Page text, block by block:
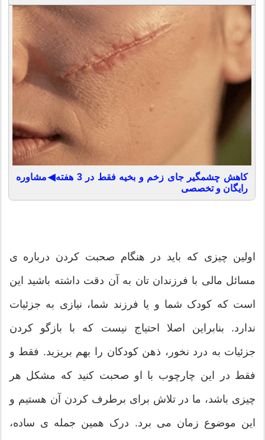
کاهش چشمگیر جای زخم و بخیه فقط در 3 هفته◀مشاوره
رایگان و تخصصی
اولین چیزی که باید در هنگام صحبت کردن درباره ی
مسائل مالی با فرزندان تان به آن دقت داشته باشید این
است که کودک شما و یا فرزند شما، نیازی به جزئیات
ندارد. بنابراین اصلا احتیاج نیست که با بازگو کردن
جزئیات به درد نخور، ذهن کودکان را بهم بریزید. فقط و
فقط در این چارچوب با او صحبت کنید که مشکل هر
چیزی باشد، ما در تلاش برای برطرف کردن آن هستیم و
این موضوع زمان می برد. درک همین جمله ی ساده،